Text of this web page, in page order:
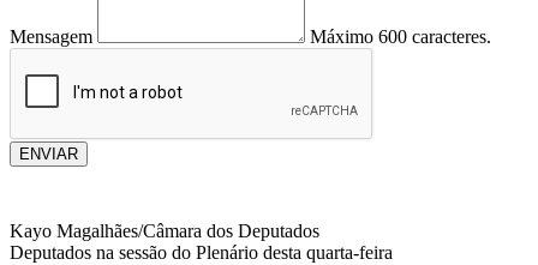
Mensagem Máximo 600 caracteres.
ENVIAR
Kayo Magalhães/Câmara dos Deputados
Deputados na sessão do Plenário desta quarta-feira